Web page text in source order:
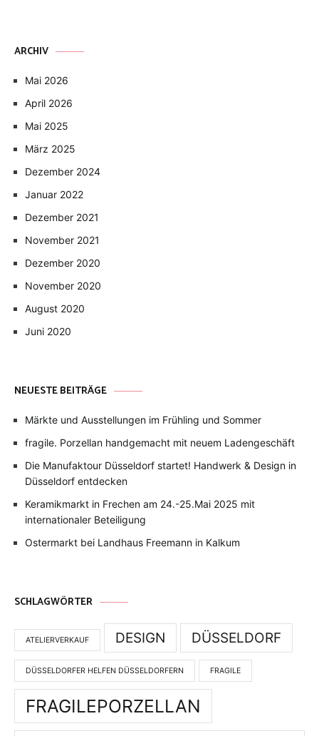
ARCHIV
Mai 2026
April 2026
Mai 2025
März 2025
Dezember 2024
Januar 2022
Dezember 2021
November 2021
Dezember 2020
November 2020
August 2020
Juni 2020
NEUESTE BEITRÄGE
Märkte und Ausstellungen im Frühling und Sommer
fragile. Porzellan handgemacht mit neuem Ladengeschäft
Die Manufaktour Düsseldorf startet! Handwerk & Design in
Düsseldorf entdecken
Keramikmarkt in Frechen am 24.-25.Mai 2025 mit
internationaler Beteiligung
Ostermarkt bei Landhaus Freemann in Kalkum
SCHLAGWÖRTER
ATELIERVERKAUF DESIGN DÜSSELDORF
DÜSSELDORFER HELFEN DÜSSELDORFERN FRAGILE
FRAGILEPORZELLAN